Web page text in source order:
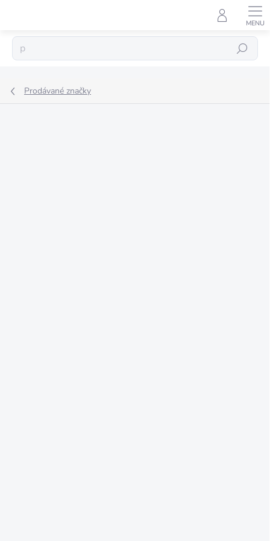
obsah
Hledat
Prodávané značky